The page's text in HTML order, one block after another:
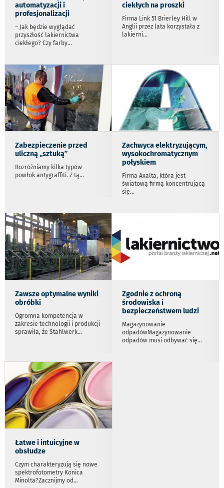
automatyzacji i
profesjonalizacji
– Jak będzie wyglądać
przyszłość lakiernictwa
ciekłego? Czy farby...
ciekłych na proszki
Firma Link 51 Brierley Hill w
Anglii przez lata korzystała z
lakierni...
Zabezpieczenie przed
uliczną „sztuką”
Rozróżniamy kilka typów
powłok antygraffiti. Z tą...
Zachwyca elektryzującym,
wysokochromatycznym
połyskiem
Firma Axalta, która jest
światową firmą koncentrującą
się...
Zawsze optymalne wyniki
obróbki
Ogromna kompetencja w
zakresie technologii i produkcji
sprawiła, że Stahlwerk...
Zgodnie z ochroną
środowiska i
bezpieczeństwem ludzi
Magazynowanie
odpadówMagazynowanie
odpadów musi odbywać się...
Łatwe i intuicyjne w
obsłudze
Czym charakteryzują się nowe
spektrofotometry Konica
Minolta?Zacznijmy od...